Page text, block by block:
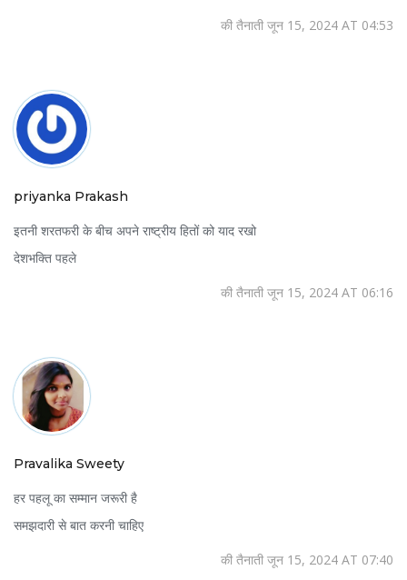
की तैनाती जून 15, 2024 AT 04:53
priyanka Prakash
इतनी शरतफरी के बीच अपने राष्ट्रीय हितों को याद रखो
देशभक्ति पहले
की तैनाती जून 15, 2024 AT 06:16
Pravalika Sweety
हर पहलू का सम्मान जरूरी है
समझदारी से बात करनी चाहिए
की तैनाती जून 15, 2024 AT 07:40